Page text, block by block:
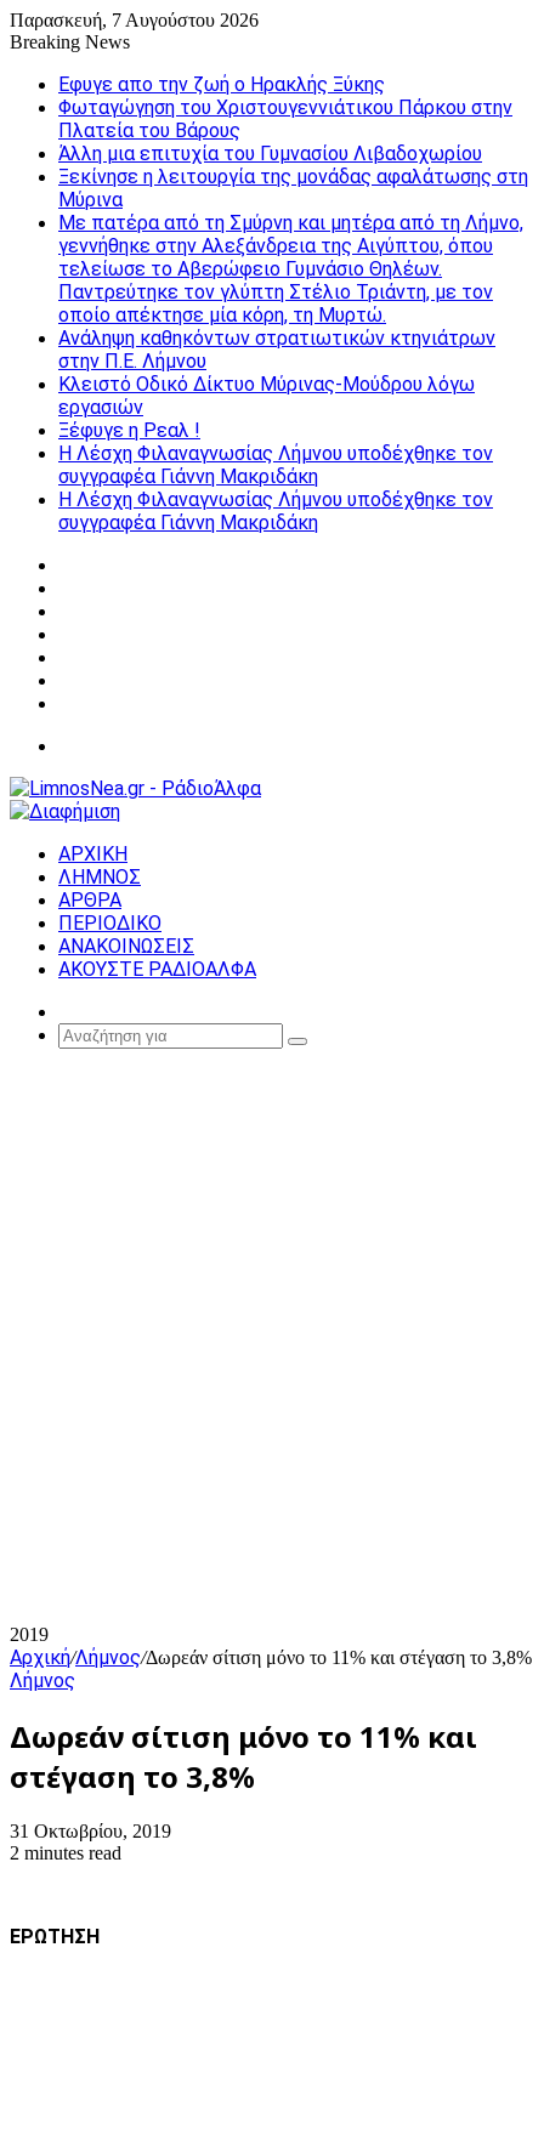
Παρασκευή, 7 Αυγούστου 2026
Breaking News
Εφυγε απο την ζωή o Ηρακλής Ξύκης
Φωταγώγηση του Χριστουγεννιάτικου Πάρκου στην
Πλατεία του Βάρους
Άλλη μια επιτυχία του Γυμνασίου Λιβαδοχωρίου
Ξεκίνησε η λειτουργία της μονάδας αφαλάτωσης στη
Μύρινα
Με πατέρα από τη Σμύρνη και μητέρα από τη Λήμνο,
γεννήθηκε στην Αλεξάνδρεια της Αιγύπτου, όπου
τελείωσε το Αβερώφειο Γυμνάσιο Θηλέων.
Παντρεύτηκε τον γλύπτη Στέλιο Τριάντη, με τον
οποίο απέκτησε μία κόρη, τη Μυρτώ.
Ανάληψη καθηκόντων στρατιωτικών κτηνιάτρων
στην Π.Ε. Λήμνου
Κλειστό Οδικό Δίκτυο Μύρινας-Μούδρου λόγω
εργασιών
Ξέφυγε η Ρεαλ !
Η Λέσχη Φιλαναγνωσίας Λήμνου υποδέχθηκε τον
συγγραφέα Γιάννη Μακριδάκη
Η Λέσχη Φιλαναγνωσίας Λήμνου υποδέχθηκε τον
συγγραφέα Γιάννη Μακριδάκη
ΑΡΧΙΚΗ
ΛΗΜΝΟΣ
ΑΡΘΡΑ
ΠΕΡΙΟΔΙΚΟ
ΑΝΑΚΟΙΝΩΣΕΙΣ
ΑΚΟΥΣΤΕ ΡΑΔΙΟΑΛΦΑ
Article
Αναζήτηση
2019
Αρχική/Λήμνος/Δωρεάν σίτιση μόνο το 11% και στέγαση το 3,8%
Λήμνος
Δωρεάν σίτιση μόνο το 11% και
στέγαση το 3,8%
31 Οκτωβρίου, 2019
2 minutes read
ΕΡΩΤΗΣΗ